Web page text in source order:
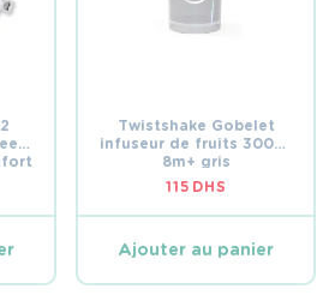
Twistshake Gobelet
infuseur de fruits 300ml
8m+ gris
115 DHS
Ajouter au panier